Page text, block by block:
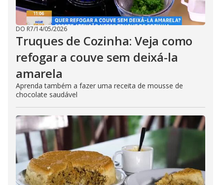
DO R7/14/05/2026
Truques de Cozinha: Veja como
refogar a couve sem deixá-la
amarela
Aprenda também a fazer uma receita de mousse de
chocolate saudável